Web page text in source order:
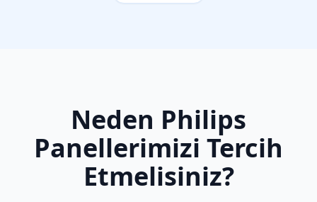
Neden Philips
Panellerimizi Tercih
Etmelisiniz?